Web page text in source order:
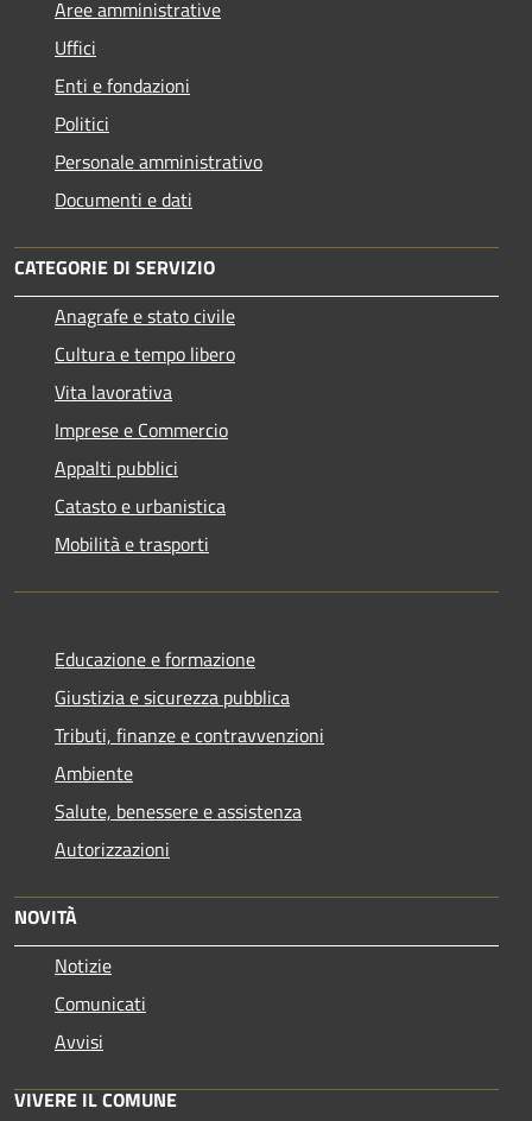
Aree amministrative
Uffici
Enti e fondazioni
Politici
Personale amministrativo
Documenti e dati
CATEGORIE DI SERVIZIO
Anagrafe e stato civile
Cultura e tempo libero
Vita lavorativa
Imprese e Commercio
Appalti pubblici
Catasto e urbanistica
Mobilità e trasporti
Educazione e formazione
Giustizia e sicurezza pubblica
Tributi, finanze e contravvenzioni
Ambiente
Salute, benessere e assistenza
Autorizzazioni
NOVITÀ
Notizie
Comunicati
Avvisi
VIVERE IL COMUNE